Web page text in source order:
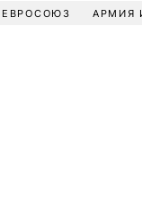
ЕВРОСОЮЗ АРМИЯ